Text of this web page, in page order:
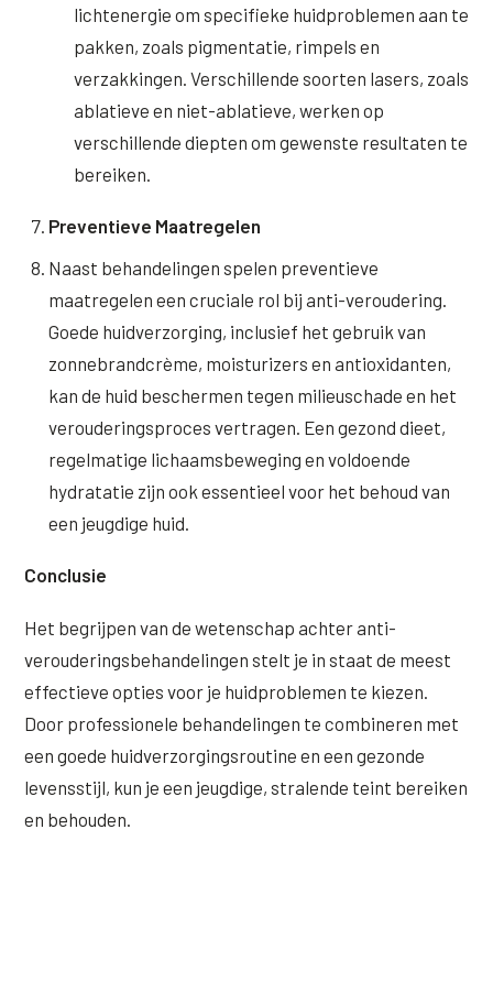
lichtenergie om specifieke huidproblemen aan te
pakken, zoals pigmentatie, rimpels en
verzakkingen. Verschillende soorten lasers, zoals
ablatieve en niet-ablatieve, werken op
verschillende diepten om gewenste resultaten te
bereiken.
Preventieve Maatregelen
Naast behandelingen spelen preventieve
maatregelen een cruciale rol bij anti-veroudering.
Goede huidverzorging, inclusief het gebruik van
zonnebrandcrème, moisturizers en antioxidanten,
kan de huid beschermen tegen milieuschade en het
verouderingsproces vertragen. Een gezond dieet,
regelmatige lichaamsbeweging en voldoende
hydratatie zijn ook essentieel voor het behoud van
een jeugdige huid.
Conclusie
Het begrijpen van de wetenschap achter anti-
verouderingsbehandelingen stelt je in staat de meest
effectieve opties voor je huidproblemen te kiezen.
Door professionele behandelingen te combineren met
een goede huidverzorgingsroutine en een gezonde
levensstijl, kun je een jeugdige, stralende teint bereiken
en behouden.